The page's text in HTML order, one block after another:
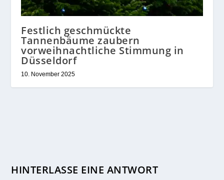
Festlich geschmückte
Tannenbäume zaubern
vorweihnachtliche Stimmung in
Düsseldorf
10. November 2025
HINTERLASSE EINE ANTWORT